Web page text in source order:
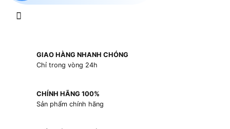
GIAO HÀNG NHANH CHÓNG
Chỉ trong vòng 24h
CHÍNH HÃNG 100%
Sản phẩm chính hãng